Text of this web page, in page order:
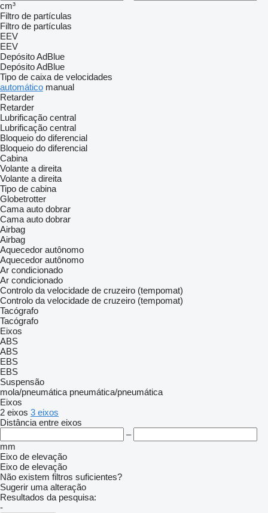
cm³
Filtro de partículas
Filtro de partículas
EEV
EEV
Depósito AdBlue
Depósito AdBlue
Tipo de caixa de velocidades
automático manual
Retarder
Retarder
Lubrificação central
Lubrificação central
Bloqueio do diferencial
Bloqueio do diferencial
Cabina
Volante a direita
Volante a direita
Tipo de cabina
Globetrotter
Cama auto dobrar
Cama auto dobrar
Airbag
Airbag
Aquecedor autônomo
Aquecedor autônomo
Ar condicionado
Ar condicionado
Controlo da velocidade de cruzeiro (tempomat)
Controlo da velocidade de cruzeiro (tempomat)
Tacógrafo
Tacógrafo
Eixos
ABS
ABS
EBS
EBS
Suspensão
mola/pneumática pneumática/pneumática
Eixos
2 eixos 3 eixos
Distância entre eixos
–
mm
Eixo de elevação
Eixo de elevação
Não existem filtros suficientes?
Sugerir uma alteração
Resultados da pesquisa:
-